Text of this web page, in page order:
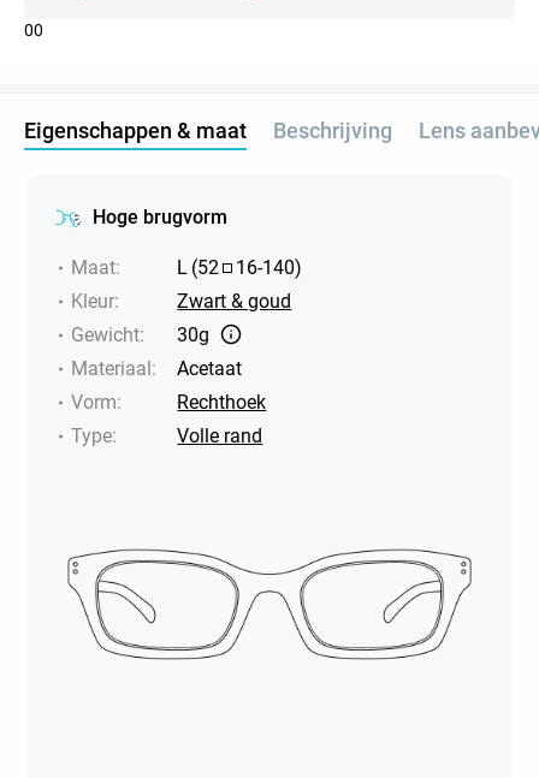
00
Eigenschappen & maat Beschrijving Lens
Hoge brugvorm
Maat: L (52 16-140)
Kleur:
Zwart & goud
Gewicht:
30g
Materiaal:
Acetaat
Vorm:
Rechthoek
Type: Volle rand